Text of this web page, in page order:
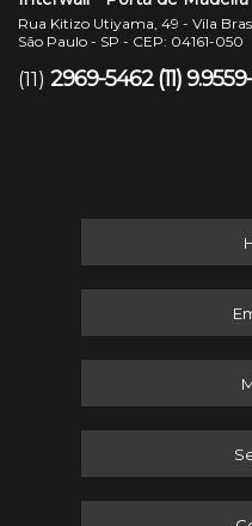
Rua Kitizo Utiyama, 49 - Vila
São Paulo - SP - CEP: 04161-050
(11) 2969-5462 (11)